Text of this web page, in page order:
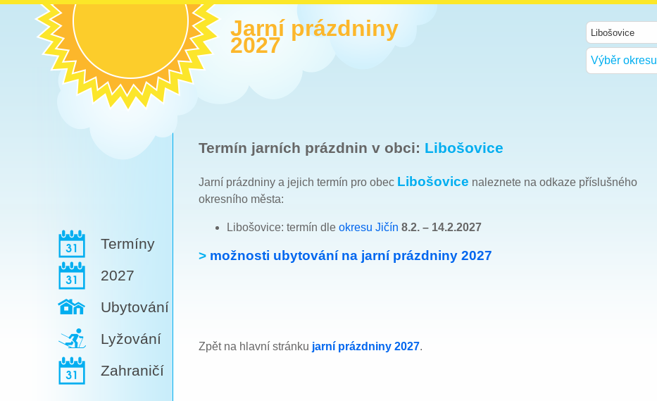
Jarní prázdniny
2027
Výběr okresu
Termíny
2027
Ubytování
Lyžování
Zahraničí
Termín jarních prázdnin v obci: Libošovice
Jarní prázdniny a jejich termín pro obec Libošovice naleznete na odkaze příslušného
okresního města:
Libošovice: termín dle okresu Jičín 8.2. – 14.2.2027
> možnosti ubytování na jarní prázdniny 2027
Zpět na hlavní stránku jarní prázdniny 2027.